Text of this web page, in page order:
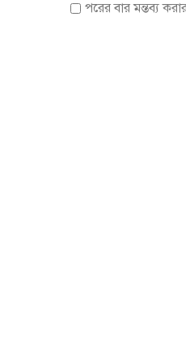
পরের বার মন্তব্য